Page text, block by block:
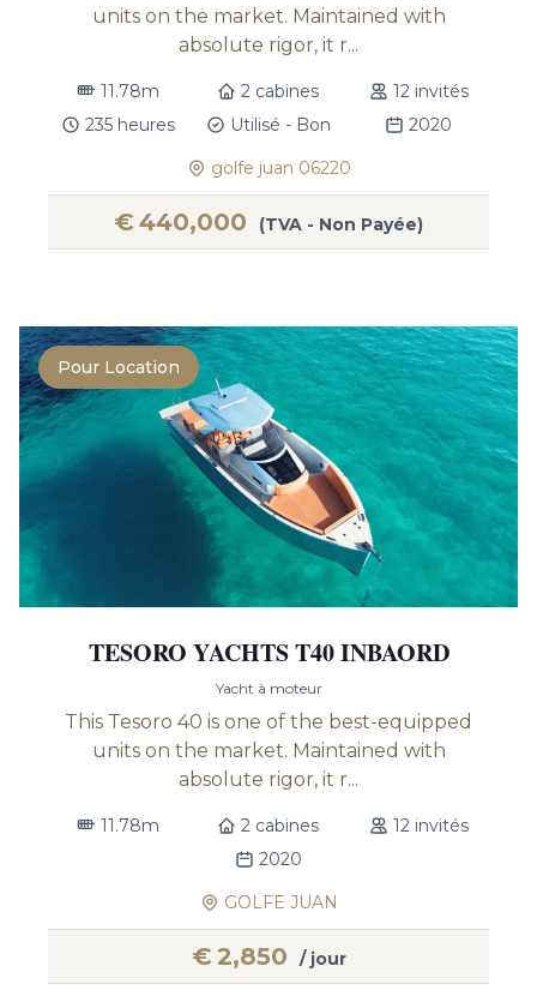
units on the market. Maintained with
absolute rigor, it r...
11.78m 2 cabines
12 invités
235 heures
Utilisé - Bon
2020
golfe juan 06220
€440,000 (TVA - Non Payée)
Pour Location
TESORO YACHTS T40 INBAORD
Yacht à moteur
This Tesoro 40 is one of the best-equipped
units on the market. Maintained with
absolute rigor, it r...
11.78m 2 cabines
12 invités
2020
GOLFE JUAN
€2,850 / jour